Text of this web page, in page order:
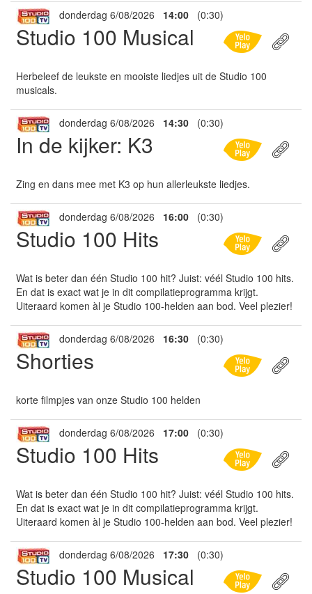
donderdag 6/08/2026 14:00 (0:30)
Studio 100 Musical
Herbeleef de leukste en mooiste liedjes uit de Studio 100
musicals.
donderdag 6/08/2026 14:30 (0:30)
In de kijker: K3
Zing en dans mee met K3 op hun allerleukste liedjes.
donderdag 6/08/2026 16:00 (0:30)
Studio 100 Hits
Wat is beter dan één Studio 100 hit? Juist: véél Studio 100 hits.
En dat is exact wat je in dit compilatieprogramma krijgt.
Uiteraard komen àl je Studio 100-helden aan bod. Veel plezier!
donderdag 6/08/2026 16:30 (0:30)
Shorties
korte filmpjes van onze Studio 100 helden
donderdag 6/08/2026 17:00 (0:30)
Studio 100 Hits
Wat is beter dan één Studio 100 hit? Juist: véél Studio 100 hits.
En dat is exact wat je in dit compilatieprogramma krijgt.
Uiteraard komen àl je Studio 100-helden aan bod. Veel plezier!
donderdag 6/08/2026 17:30 (0:30)
Studio 100 Musical